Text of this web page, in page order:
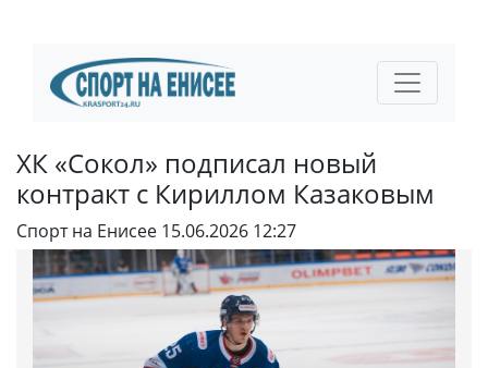
ХК «Сокол» подписал новый
контракт с Кириллом Казаковым
Спорт на Енисее 15.06.2026 12:27